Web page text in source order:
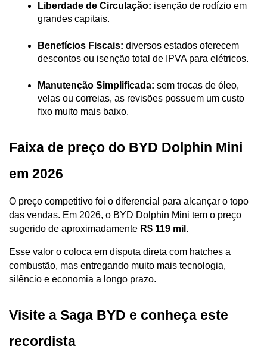
Liberdade de Circulação: isenção de rodízio em
grandes capitais.
Benefícios Fiscais: diversos estados oferecem
descontos ou isenção total de IPVA para elétricos.
Manutenção Simplificada: sem trocas de óleo,
velas ou correias, as revisões possuem um custo
fixo muito mais baixo.
Faixa de preço do BYD Dolphin Mini
em 2026
O preço competitivo foi o diferencial para alcançar o topo
das vendas. Em 2026, o BYD Dolphin Mini tem o preço
sugerido de aproximadamente R$ 119 mil .
Esse valor o coloca em disputa direta com hatches a
combustão, mas entregando muito mais tecnologia,
silêncio e economia a longo prazo.
Visite a Saga BYD e conheça este
recordista